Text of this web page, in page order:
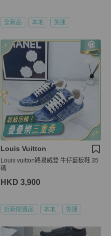
全新品 本地 免運
Louis Vuitton
Louis vuitton路易威登 牛仔藍板鞋 35
碼
HKD 3,900
近新閒置品 本地 免運